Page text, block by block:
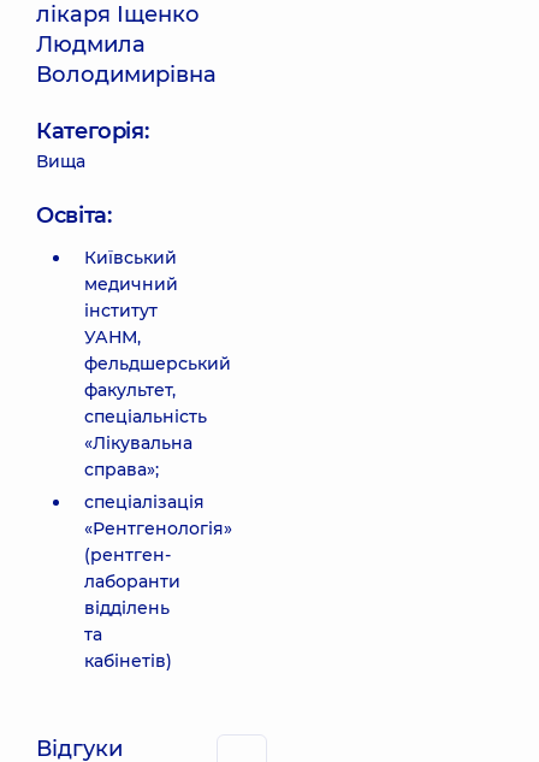
лікаря Іщенко
Людмила
Володимирівна
Категорія:
Вища
Освіта:
Київський
медичний
інститут
УАНМ,
фельдшерський
факультет,
спеціальність
«Лікувальна
справа»;
спеціалізація
«Рентгенологія»
(рентген-
лаборанти
відділень
та
кабінетів)
Відгуки